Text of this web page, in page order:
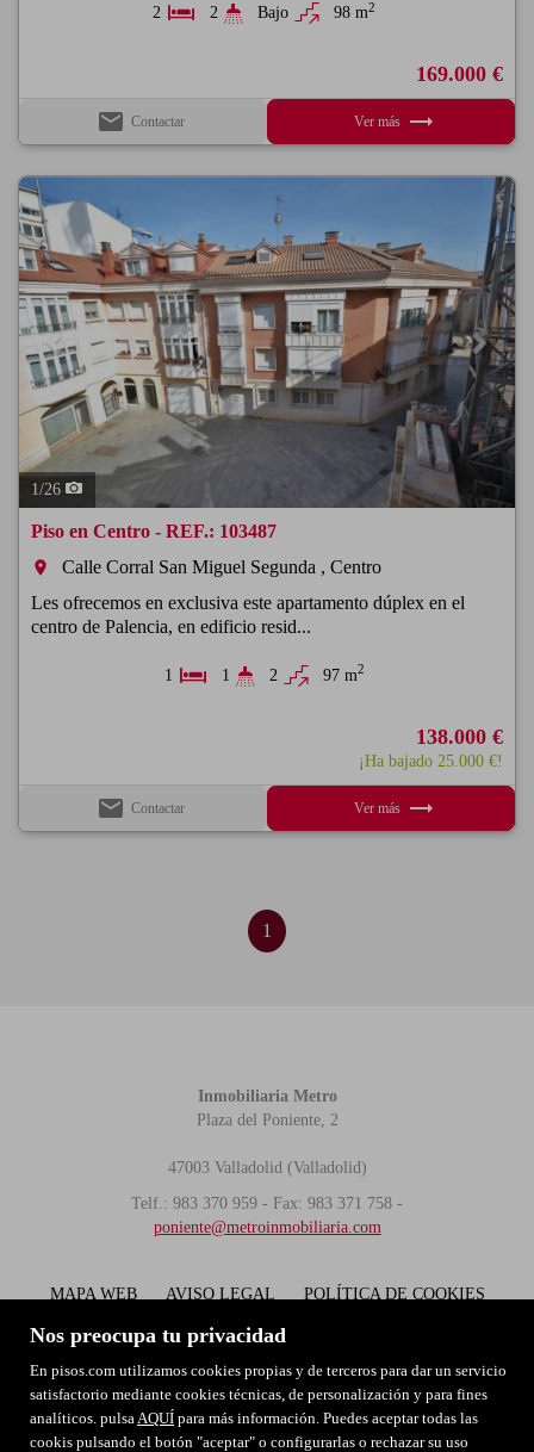
Nos preocupa tu privacidad
En pisos.com utilizamos cookies propias y de terceros para dar un servicio
satisfactorio mediante cookies técnicas, de personalización y para fines
analíticos. pulsaAQUÍ para más información. Puedes aceptar todas las
cookis pulsando el botón "aceptar" o configurarlas o rechazar su uso
2 2 Bajo 98 m2
169.000 €
email Contactar Ver más trending_flat
Next
1/26
Piso en Centro - REF.: 103487
room
Calle Corral San Miguel Segunda , Centro
Les ofrecemos en exclusiva este apartamento dúplex en el
centro de Palencia, en edificio resid...
1 1 2 97 m2
138.000 €
¡Ha bajado 25.000 €!
email Contactar Ver más trending_flat
1
Inmobiliaria Metro
Plaza del Poniente, 2
47003 Valladolid (Valladolid)
Telf.: 983 370 959 - Fax: 983 371 758 -
poniente@metroinmobiliaria.com
MAPA WEB AVISO LEGAL
POLÍTICA DE COOKIES